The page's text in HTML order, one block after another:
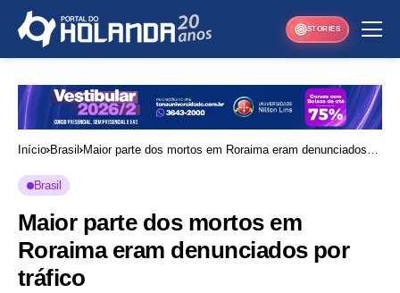
STORIES
Início Brasil
Maior parte dos mortos em Roraima eram denunciados
Brasil
Maior parte dos mortos em
Roraima eram denunciados por
tráfico